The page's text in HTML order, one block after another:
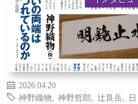
2026.04.20
神野織物
神野哲郎 辻良岳
日